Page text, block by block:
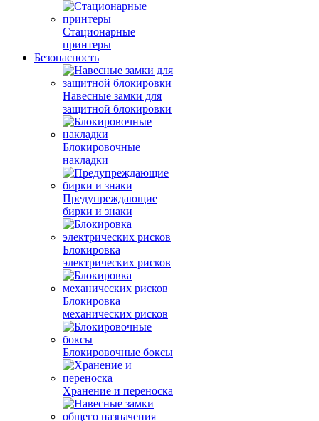
Стационарные
принтеры
Безопасность
Навесные замки для
защитной блокировки
Блокировочные
накладки
Предупреждающие
бирки и знаки
Блокировка
электрических рисков
Блокировка
механических рисков
Блокировочные боксы
Хранение и переноска